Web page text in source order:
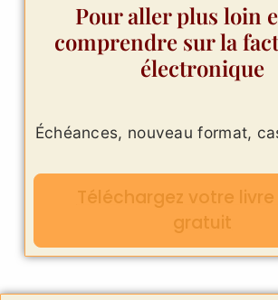
Pour aller plus loin
comprendre sur la
électronique
Échéances, nouveau format,
Téléchargez votre
gratuit